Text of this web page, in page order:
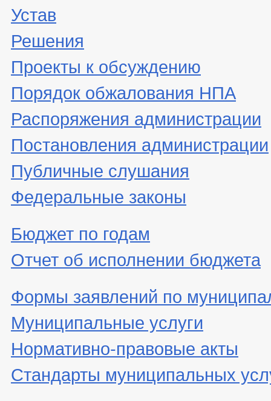
Устав
Решения
Проекты к обсуждению
Порядок обжалования НПА
Распоряжения администрации
Постановления администрации
Публичные слушания
Федеральные законы
Бюджет по годам
Отчет об исполнении бюджета
Формы заявлений по
Муниципальные услуги
Нормативно-правовые акты
Стандарты муниципальных